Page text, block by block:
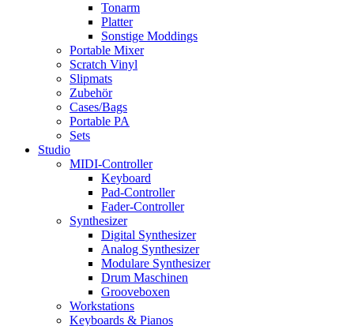
Tonarm
Platter
Sonstige Moddings
Portable Mixer
Scratch Vinyl
Slipmats
Zubehör
Cases/Bags
Portable PA
Sets
Studio
MIDI-Controller
Keyboard
Pad-Controller
Fader-Controller
Synthesizer
Digital Synthesizer
Analog Synthesizer
Modulare Synthesizer
Drum Maschinen
Grooveboxen
Workstations
Keyboards & Pianos